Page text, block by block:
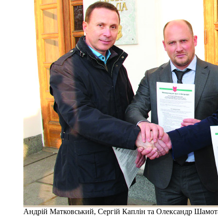
Андрій Матковський, Сергій Каплін та Олександр